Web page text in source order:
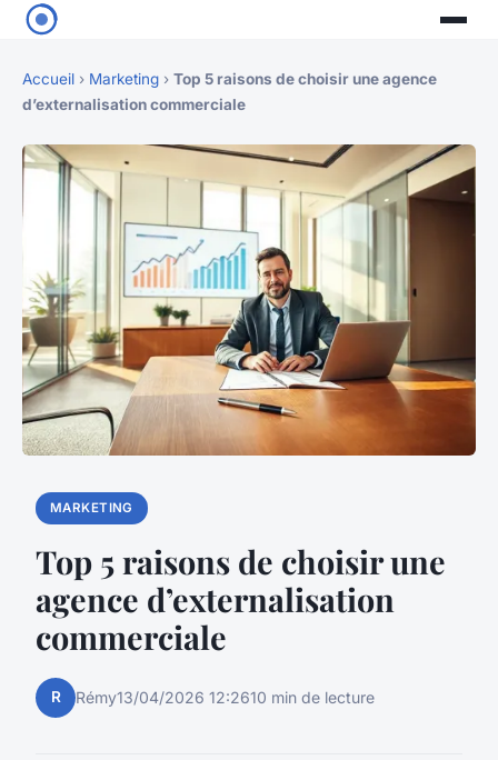
Accueil › Marketing › Top 5 raisons de choisir une agence
d’externalisation commerciale
MARKETING
Top 5 raisons de choisir une
agence d’externalisation
commerciale
R Rémy13/04/2026 12:2610 min de lecture